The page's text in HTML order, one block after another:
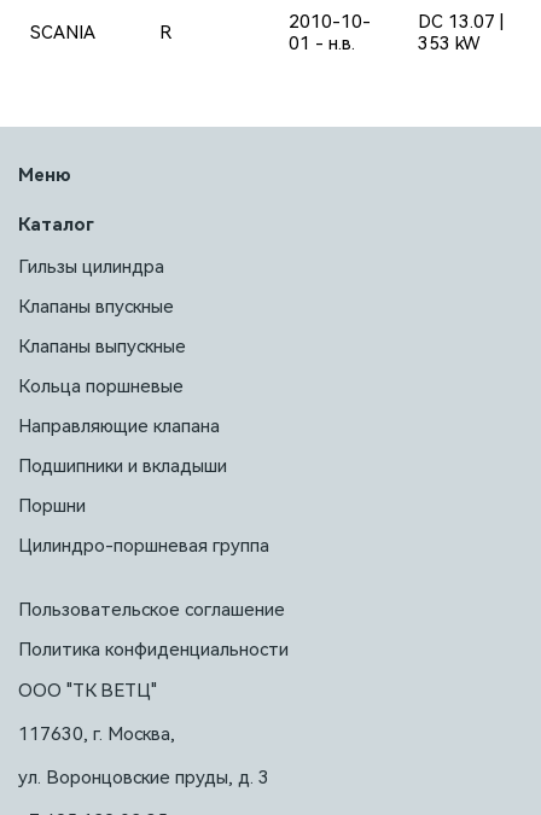
SCANIA R
2010-10-
01 - н.в.
DC 13.07 |
353 kW
Меню
Каталог
Гильзы цилиндра
Клапаны впускные
Клапаны выпускные
Кольца поршневые
Направляющие клапана
Подшипники и вкладыши
Поршни
Цилиндро-поршневая группа
Пользовательское соглашение
Политика конфиденциальности
ООО "ТК ВЕТЦ"
117630, г. Москва,
ул. Воронцовские пруды, д. 3